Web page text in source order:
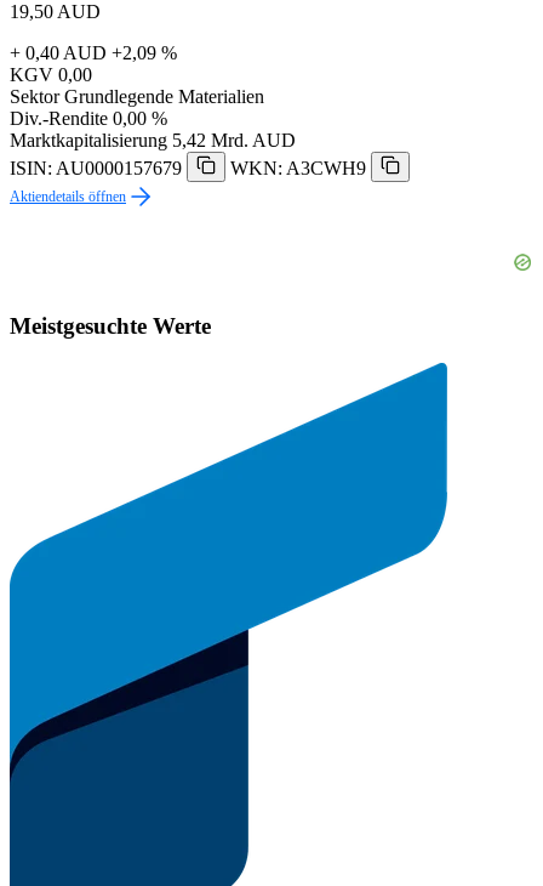
19,50 AUD
+ 0,40 AUD +2,09 %
KGV 0,00
Sektor Grundlegende Materialien
Div.-Rendite 0,00 %
Marktkapitalisierung 5,42 Mrd. AUD
ISIN: AU0000157679
WKN: A3CWH9
Aktiendetails öffnen
Meistgesuchte Werte